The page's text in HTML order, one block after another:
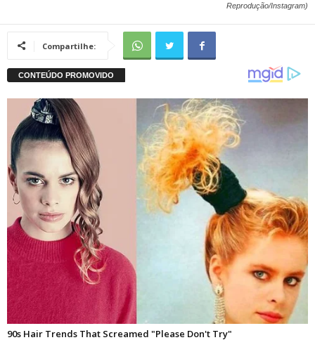
Reprodução/Instagram)
Compartilhe: